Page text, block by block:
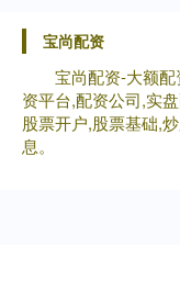
宝尚配资
宝尚配资-大额
资平台,配资公司,实
股票开户,股票基础,
息。